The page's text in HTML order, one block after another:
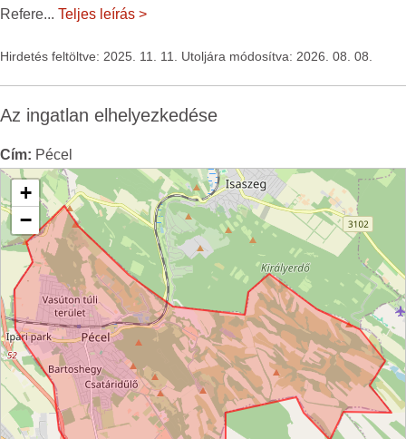
Refere... Teljes leírás >
Hirdetés feltöltve: 2025. 11. 11. Utoljára módosítva: 2026. 08. 08.
Az ingatlan elhelyezkedése
Cím: Pécel
+
−